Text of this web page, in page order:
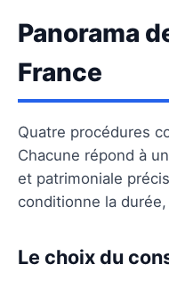
Panorama
France
Quatre procédures
Chacune répond à
et patrimoniale
conditionne la
Le choix du